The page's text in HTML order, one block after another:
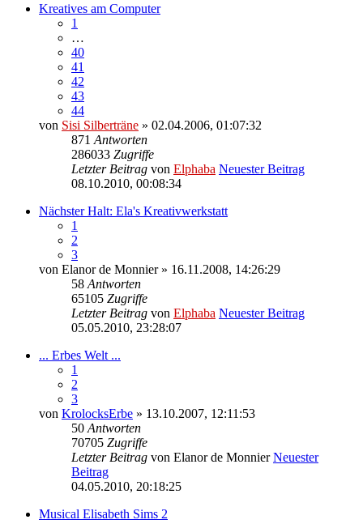
Kreatives am Computer
1
…
40
41
42
43
44
von Sisi Silberträne » 02.04.2006, 01:07:32
871 Antworten
286033 Zugriffe
Letzter Beitrag von Elphaba Neuester Beitrag
08.10.2010, 00:08:34
Nächster Halt: Ela's Kreativwerkstatt
1
2
3
von Elanor de Monnier» 16.11.2008, 14:26:29
58 Antworten
65105 Zugriffe
Letzter Beitrag von Elphaba Neuester Beitrag
05.05.2010, 23:28:07
... Erbes Welt ...
1
2
3
von KrolocksErbe » 13.10.2007, 12:11:53
50 Antworten
70705 Zugriffe
Letzter Beitrag von Elanor de Monnier Neuester
Beitrag
04.05.2010, 20:18:25
Musical Elisabeth Sims 2